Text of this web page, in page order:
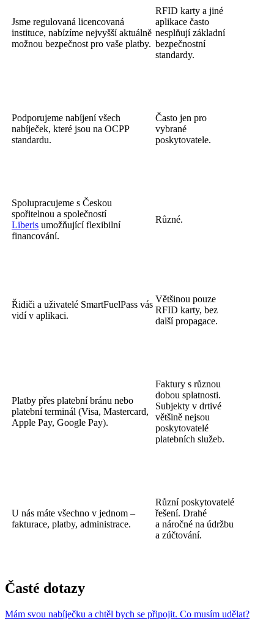
Jsme regulovaná licencovaná
instituce, nabízíme nejvyšší aktuálně
možnou bezpečnost pro vaše platby.
RFID karty a jiné
aplikace často
nesplňují základní
bezpečnostní
standardy.
Podporujeme nabíjení všech
nabíječek, které jsou na OCPP
standardu.
Často jen pro
vybrané
poskytovatele.
Spolupracujeme s Českou
spořitelnou a společností
Liberis umožňující flexibilní
financování.
Různé.
Řidiči a uživatelé SmartFuelPass vás
vidí v aplikaci.
Většinou pouze
RFID karty, bez
další propagace.
Platby přes platební bránu nebo
platební terminál (Visa, Mastercard,
Apple Pay, Google Pay).
Faktury s různou
dobou splatnosti.
Subjekty v drtivé
většině nejsou
poskytovatelé
platebních služeb.
U nás máte všechno v jednom –
fakturace, platby, administrace.
Různí poskytovatelé
řešení. Drahé
a náročné na údržbu
a zúčtování.
Časté dotazy
Mám svou nabíječku a chtěl bych se připojit. Co musím udělat?